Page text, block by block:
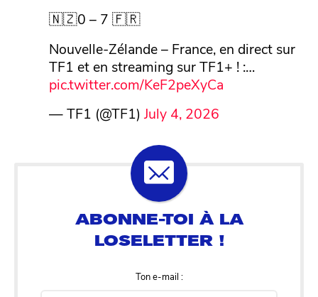
🇳🇿0 – 7 🇫🇷
Nouvelle-Zélande – France, en direct sur
TF1 et en streaming sur TF1+ ! :…
pic.twitter.com/KeF2peXyCa
— TF1 (@TF1) July 4, 2026
Ton e-mail :